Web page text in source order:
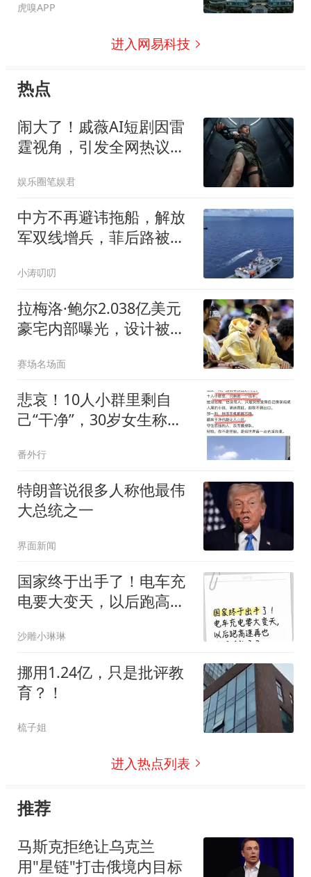
虎嗅APP
进入网易科技
热点
闹大了！戚薇AI短剧因雷
霆视角，引发全网热议，
娱乐圈笔娱君
中方不再避讳拖船，解放
军双线增兵，菲后路被
小涛叨叨
拉梅洛·鲍尔2.038亿美元
豪宅内部曝光，设计被指
赛场名场面
悲哀！10人小群里剩自
己“干净”，30岁女生称身
番外行
特朗普说很多人称他最伟
大总统之一
界面新闻
国家终于出手了！电车充
电要大变天，以后跑高速
沙雕小琳琳
挪用1.24亿，只是批评教
育？！
梳子姐
进入热点列表
推荐
马斯克拒绝让乌克兰
用"星链"打击俄境内目标